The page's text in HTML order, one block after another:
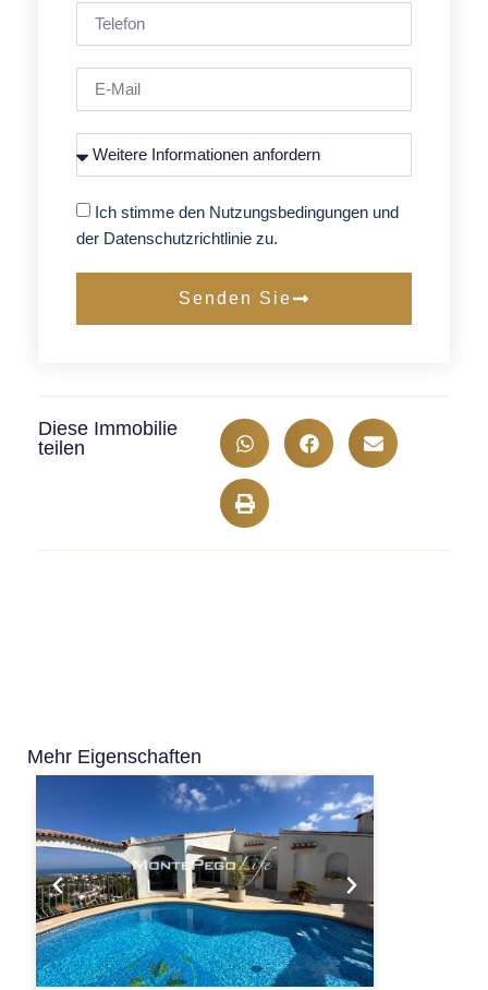
Ich stimme den Nutzungsbedingungen und
der Datenschutzrichtlinie zu.
Senden Sie
Diese Immobilie
teilen
Mehr Eigenschaften